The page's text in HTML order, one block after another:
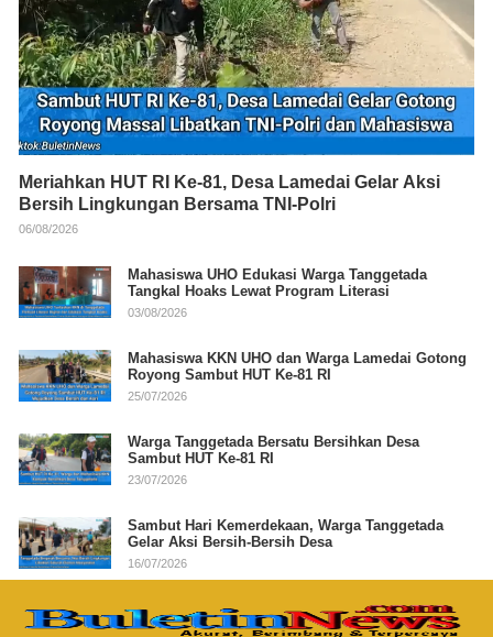
Meriahkan HUT RI Ke-81, Desa Lamedai Gelar Aksi
Bersih Lingkungan Bersama TNI-Polri
06/08/2026
Mahasiswa UHO Edukasi Warga Tanggetada
Tangkal Hoaks Lewat Program Literasi
03/08/2026
Mahasiswa KKN UHO dan Warga Lamedai Gotong
Royong Sambut HUT Ke-81 RI
25/07/2026
Warga Tanggetada Bersatu Bersihkan Desa
Sambut HUT Ke-81 RI
23/07/2026
Sambut Hari Kemerdekaan, Warga Tanggetada
Gelar Aksi Bersih-Bersih Desa
16/07/2026